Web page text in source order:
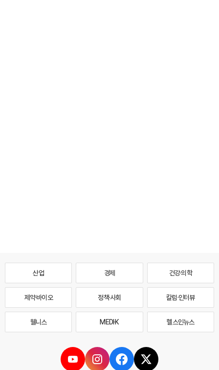
산업 경제 건강·의학
제약·바이오 정책·사회 칼럼·인터뷰
웰니스 MEDI·K 헬스인뉴스